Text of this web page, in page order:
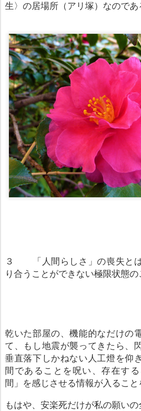
生〉の居場所（アリ塚）なのであ
３ 「人間らしさ」の喪失と
り合うことができない極限状態の
乾いた部屋の、機能的なだけの
て、もし地震が襲ってきたら、
垂直落下しかねない人工燈を仰
間であることを呪い、存在す
間」を感じさせる情報が入ること
もはや、安楽死だけが私の願いの